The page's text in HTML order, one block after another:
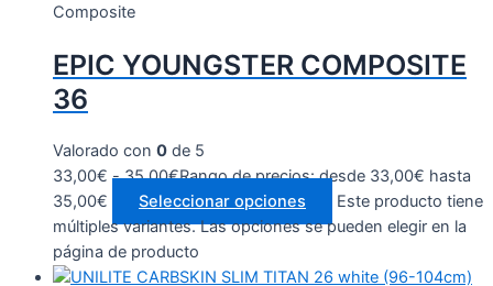
Composite
EPIC YOUNGSTER COMPOSITE
36
Valorado con 0 de 5
33,00€ - 35,00€Rango de precios: desde 33,00€ hasta
35,00€
Seleccionar opciones
Este producto tiene
múltiples variantes. Las opciones se pueden elegir en la
página de producto